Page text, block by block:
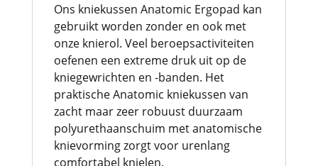
Ons kniekussen Anatomic Ergopad kan
gebruikt worden zonder en ook met
onze knierol. Veel beroepsactiviteiten
oefenen een extreme druk uit op de
kniegewrichten en -banden. Het
praktische Anatomic kniekussen van
zacht maar zeer robuust duurzaam
polyurethaanschuim met anatomische
knievorming zorgt voor urenlang
comfortabel knielen.